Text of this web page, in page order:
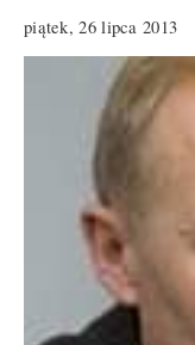
piątek, 26 lipca 2013